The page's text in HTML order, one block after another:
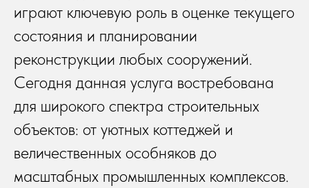
играют ключевую роль в оценке текущего
состояния и планировании
реконструкции любых сооружений.
Сегодня данная услуга востребована
для широкого спектра строительных
объектов: от уютных коттеджей и
величественных особняков до
масштабных промышленных комплексов.